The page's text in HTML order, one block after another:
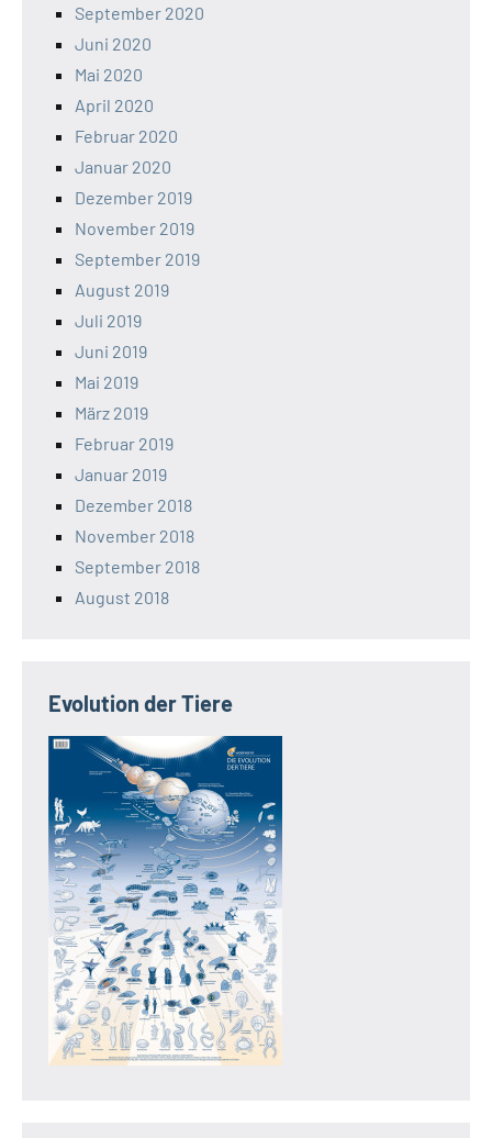
September 2020
Juni 2020
Mai 2020
April 2020
Februar 2020
Januar 2020
Dezember 2019
November 2019
September 2019
August 2019
Juli 2019
Juni 2019
Mai 2019
März 2019
Februar 2019
Januar 2019
Dezember 2018
November 2018
September 2018
August 2018
Evolution der Tiere